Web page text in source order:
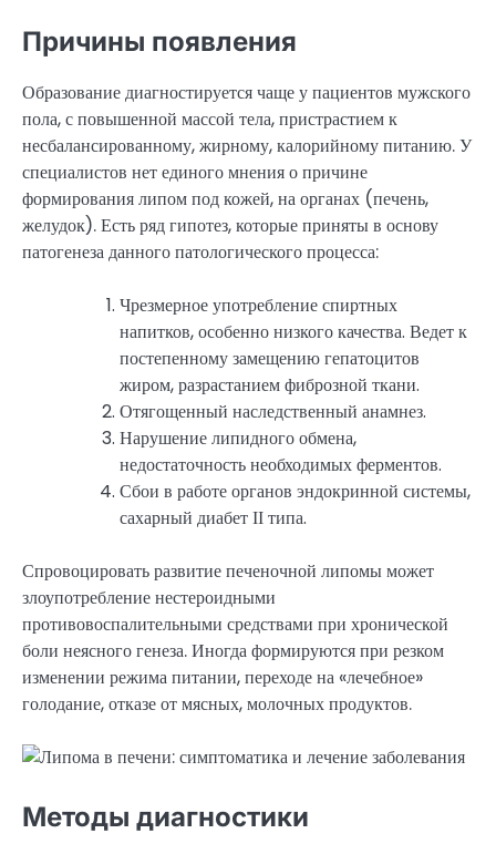
Причины появления
Образование диагностируется чаще у пациентов мужского
пола, с повышенной массой тела, пристрастием к
несбалансированному, жирному, калорийному питанию. У
специалистов нет единого мнения о причине
формирования липом под кожей, на органах (печень,
желудок). Есть ряд гипотез, которые приняты в основу
патогенеза данного патологического процесса:
Чрезмерное употребление спиртных
напитков, особенно низкого качества. Ведет к
постепенному замещению гепатоцитов
жиром, разрастанием фиброзной ткани.
Отягощенный наследственный анамнез.
Нарушение липидного обмена,
недостаточность необходимых ферментов.
Сбои в работе органов эндокринной системы,
сахарный диабет ІІ типа.
Спровоцировать развитие печеночной липомы может
злоупотребление нестероидными
противовоспалительными средствами при хронической
боли неясного генеза. Иногда формируются при резком
изменении режима питании, переходе на «лечебное»
голодание, отказе от мясных, молочных продуктов.
Методы диагностики